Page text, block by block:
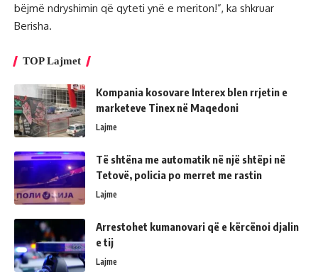
bëjmë ndryshimin që qyteti ynë e meriton!”, ka shkruar
Berisha.
TOP Lajmet
Kompania kosovare Interex blen rrjetin e
marketeve Tinex në Maqedoni
Lajme
Të shtëna me automatik në një shtëpi në
Tetovë, policia po merret me rastin
Lajme
Arrestohet kumanovari që e kërcënoi djalin
e tij
Lajme